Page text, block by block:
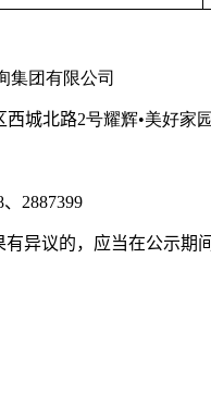
集团有限公司
西城北路2号耀辉•美好家园
、 2887399
有异议的，应当在公示期